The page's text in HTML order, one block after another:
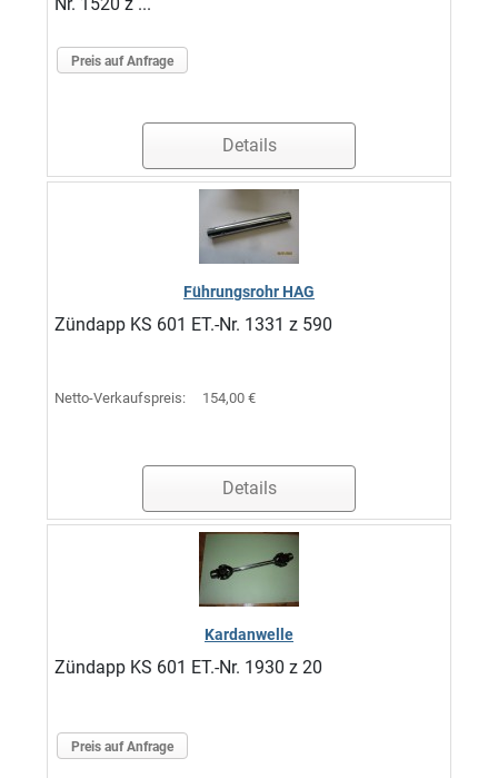
Preis auf Anfrage
Details
Führungsrohr HAG
Zündapp KS 601 ET.-Nr. 1331 z 590
Netto-Verkaufspreis: 154,00 €
Details
Kardanwelle
Zündapp KS 601 ET.-Nr. 1930 z 20
Preis auf Anfrage